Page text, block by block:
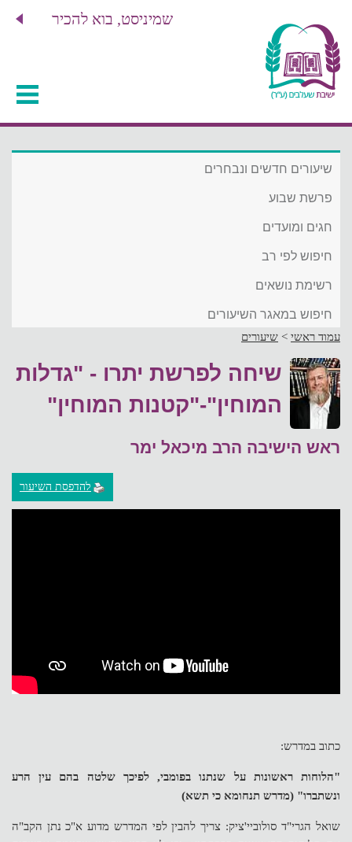
שמיניסט, בוא להכיר
שיעורים חדשים ונבחרים
פרשת שבוע
חגים ומועדים
חיפוש לפי רב
רשימת נושאים
חיפוש במאגר השיעורים
עמוד ראשי > שיעורים
שיחה לפרשת יתרו - "גדלות
המוחין"-"קטנות המוחין"
ראש הישיבה הרב מיכאל ימר
להדפסת השיעור
כתוב במדרש:
"הלוחות ראשונות על שנתנו בפומבי, לפיכך שלטה בהם עין הרע
ונשתברו" (מדרש תנחומא כי תשא)
שואל הגרי"ד סולוביי'ציק: צריך להבין לפי המדרש מדוע א"כ נתן הקב"ה